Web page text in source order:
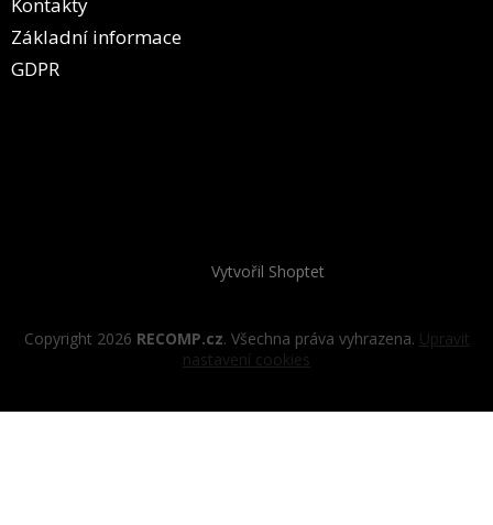
Kontakty
Základní informace
GDPR
Vytvořil Shoptet
Copyright 2026 RECOMP.cz. Všechna práva vyhrazena. Upravit
nastavení cookies